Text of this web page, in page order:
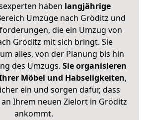
haben langjährige
Umzüge nach Gröditz und
die ein Umzug von
Gröditz mit sich bringt. Sie
alles, von der Planung bis hin
des Umzugs. Sie organisieren
Möbel und Habseligkeiten,
ein und sorgen dafür, dass
Ihrem neuen Zielort in Gröditz
ankommt.